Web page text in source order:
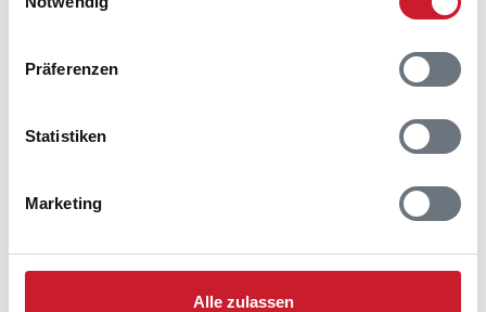
Präferenzen
Statistiken
Marketing
Alle zulassen
Adresse
Blomstervangen 60